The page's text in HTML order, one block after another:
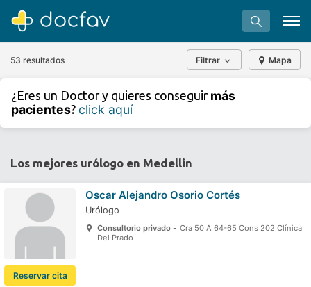
Buscar
¿Eres un doctor?
53 resultados Filtrar Mapa
¿Eres un Doctor y quieres conseguir más
pacientes? click aquí
Los mejores urólogo en Medellin
Reservar cita
Oscar Alejandro Osorio Cortés
Urólogo
Consultorio privado - Cra 50 A 64-65 Cons 202 Clínica
Del Prado
⇧
©
contributors.